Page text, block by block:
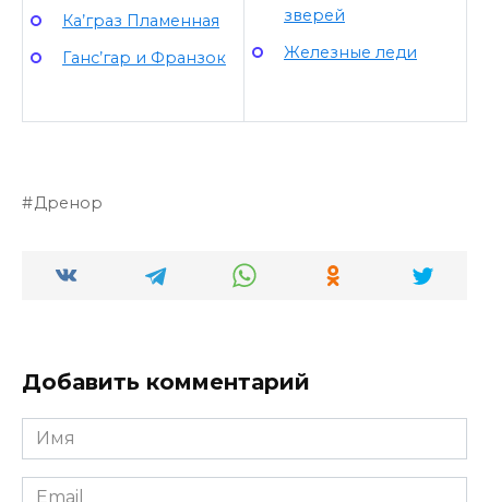
Ка’граз Пламенная
Ганс’гар и Франзок
зверей
Железные леди
Дренор
Добавить комментарий
Имя
*
Email